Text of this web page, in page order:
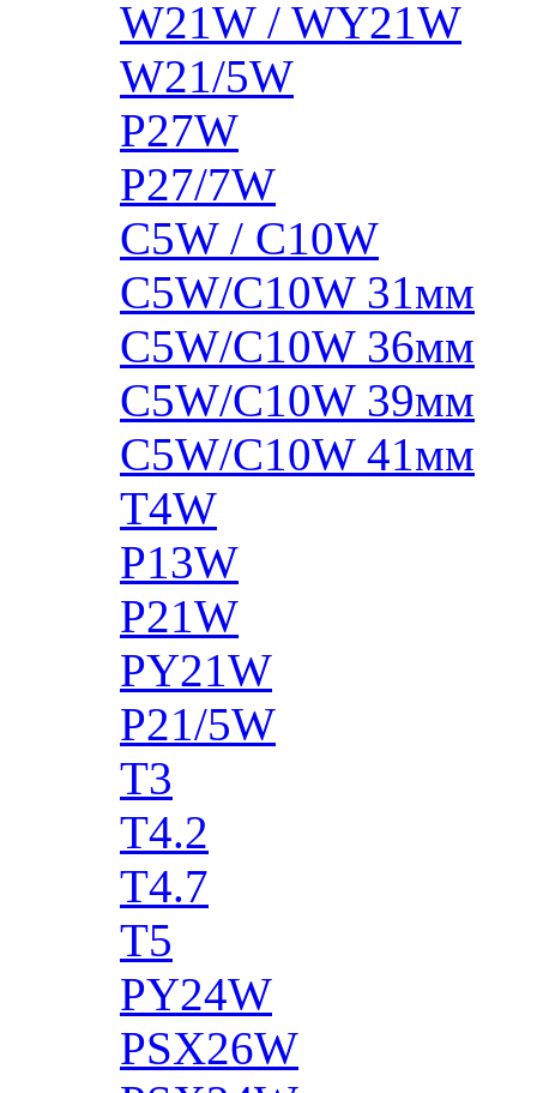
W21W / WY21W
W21/5W
P27W
P27/7W
C5W / C10W
C5W/C10W 31мм
C5W/C10W 36мм
C5W/C10W 39мм
C5W/C10W 41мм
T4W
P13W
P21W
PY21W
P21/5W
T3
T4.2
T4.7
T5
PY24W
PSX26W